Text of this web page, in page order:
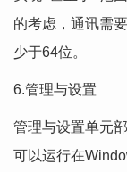
的考虑，通讯需
少于64位。
6.管理与设置
管理与设置单元
可以运行在